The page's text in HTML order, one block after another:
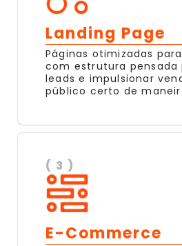
Landing Page
Páginas otimizadas
com estrutura
leads e impulsionar
público certo de
( 3 )
E-Commerce